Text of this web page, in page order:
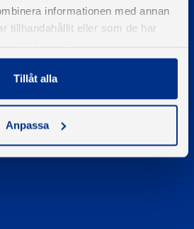
informationen med annan
tillhandahållit eller som de har
Tillåt alla
Anpassa